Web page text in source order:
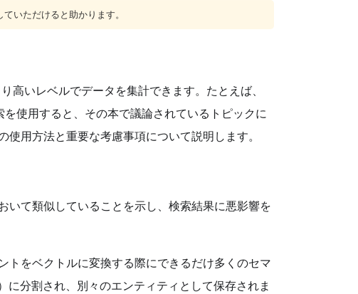
いただけると助かります。
いレベルでデータを集計できます。たとえば、
使用すると、その本で議論されているトピックに
用方法と重要な考慮事項について説明します。
て類似していることを示し、検索結果に悪影響を
トをベクトルに変換する際にできるだけ多くのセマ
に分割され、別々のエンティティとして保存されま